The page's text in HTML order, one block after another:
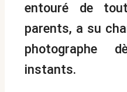
entouré de
parents, a su
photographe
instants.